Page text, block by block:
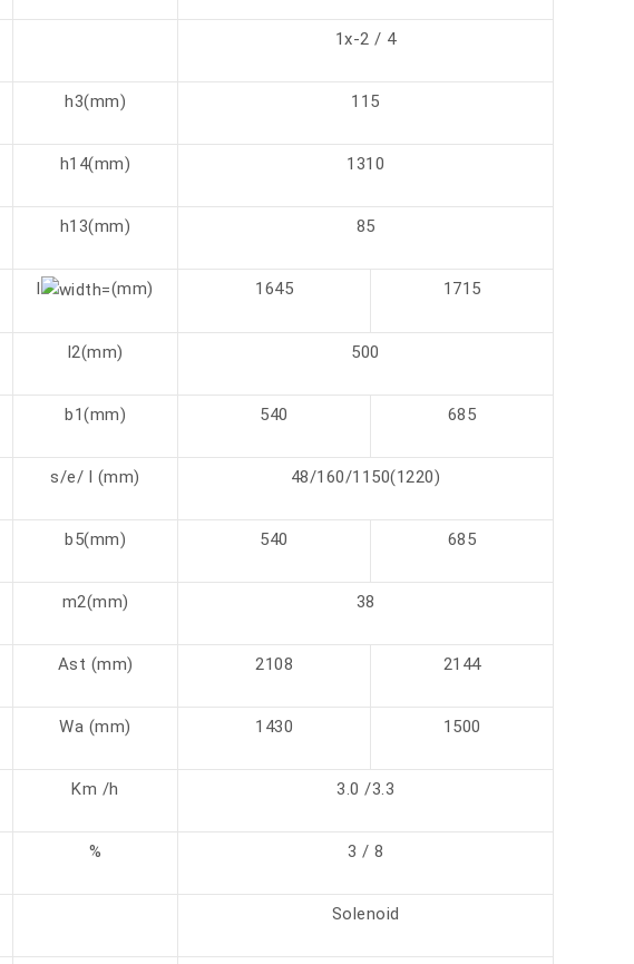
1x-2 / 4
h3(mm) 115
h14(mm) 1310
h13(mm) 85
l (mm) 1645 1715
l2(mm) 500
b1(mm) 540 685
s/e/ l (mm) 48/160/1150(1220)
b5(mm) 540 685
m2(mm) 38
Ast (mm) 2108 2144
Wa (mm) 1430 1500
Km /h 3.0 /3.3
% 3 / 8
Solenoid